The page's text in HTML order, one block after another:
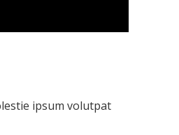
ipsum volutpat